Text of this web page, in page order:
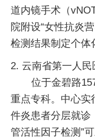
道内镜手术（
院附设“女性抗炎
检测结果制定个体
2. 云南省第一人
位于金碧路
重点专科。中心实
件炎患者分层就诊
管活性因子检测”